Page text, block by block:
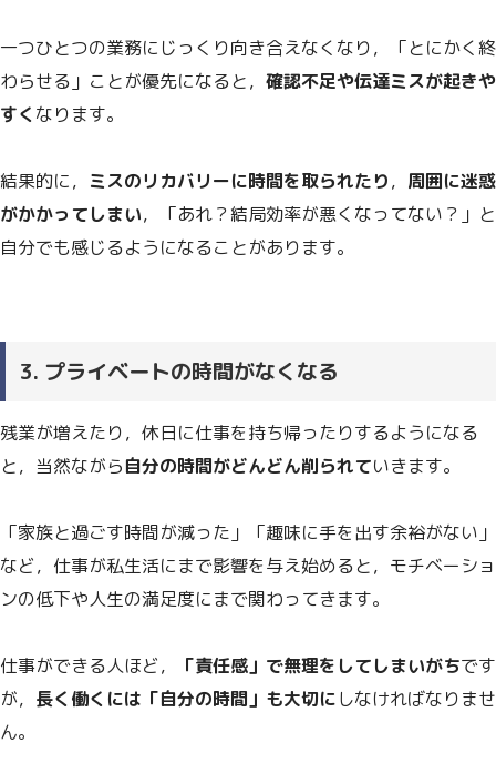
一つひとつの業務にじっくり向き合えなくなり，「とにかく終
わらせる」ことが優先になると， 確認不足や伝達ミスが起きや
すく なります。
結果的に， ミスのリカバリーに時間を取られたり， 周囲に迷惑
がかかってしまい，「あれ？結局効率が悪くなってない？」と
自分でも感じるようになることがあります。
3. プライベートの時間がなくなる
残業が増えたり，休日に仕事を持ち帰ったりするようになる
と，当然ながら自分の時間がどんどん削られていきます。
「家族と過ごす時間が減った」「趣味に手を出す余裕がない」
など，仕事が私生活にまで影響を与え始めると，モチベーショ
ンの低下や人生の満足度にまで関わってきます。
仕事ができる人ほど， 「責任感」で無理をしてしまいがちです
が， 長く働くには「自分の時間」も大切にしなければなりませ
ん。